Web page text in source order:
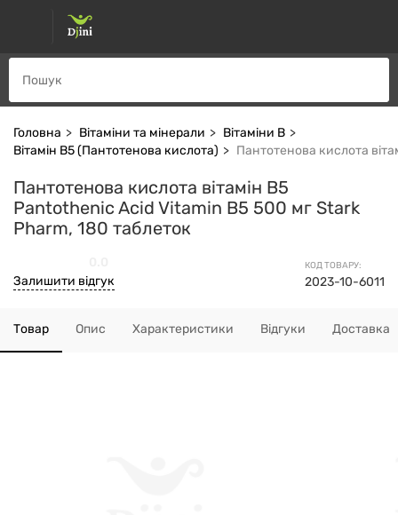
Головна Вітаміни та мінерали
Вітаміни В
Вітамін В5 (Пантотенова кислота)
Пантотенова кислота
Пантотенова кислота вітамін B5
Pantothenic Acid Vitamin B5 500 мг Stark
Pharm, 180 таблеток
КОД ТОВАРУ:
2023-10-6011
Залишити відгук
Товар Опис Характеристики Відгуки Доставка